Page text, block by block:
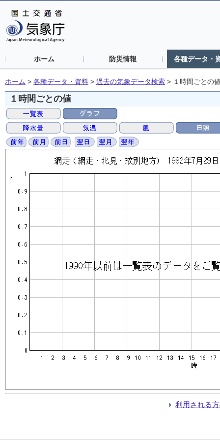
ホーム 防災情報 各種データ・
ホーム > 各種データ・資料 > 過去の気象データ検索 > １時間ごとの
１時間ごとの値
利用される